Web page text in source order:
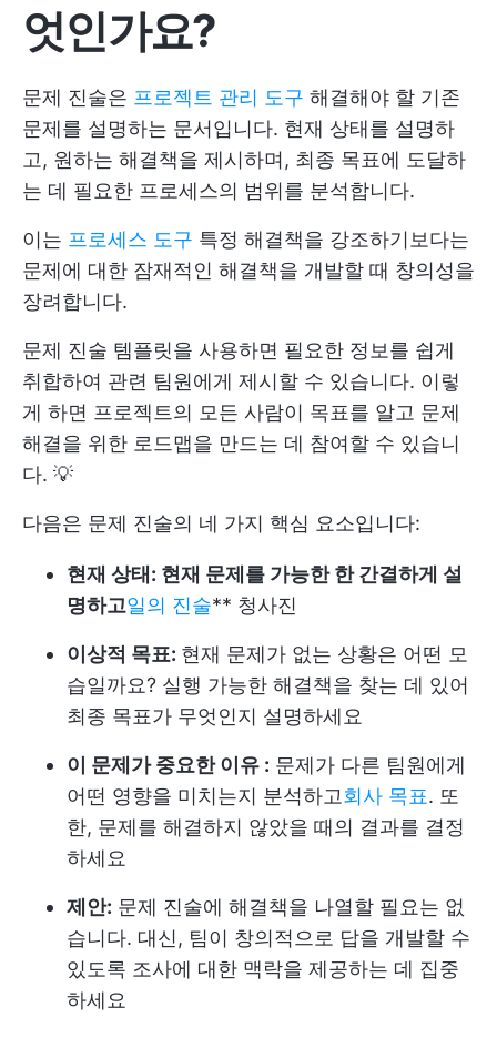
엇인가요?
문제 진술은 프로젝트 관리 도구 해결해야 할 기존
문제를 설명하는 문서입니다. 현재 상태를 설명하
고, 원하는 해결책을 제시하며, 최종 목표에 도달하
는 데 필요한 프로세스의 범위를 분석합니다.
이는 프로세스 도구 특정 해결책을 강조하기보다는
문제에 대한 잠재적인 해결책을 개발할 때 창의성을
장려합니다.
문제 진술 템플릿을 사용하면 필요한 정보를 쉽게
취합하여 관련 팀원에게 제시할 수 있습니다. 이렇
게 하면 프로젝트의 모든 사람이 목표를 알고 문제
해결을 위한 로드맵을 만드는 데 참여할 수 있습니
다. 💡
다음은 문제 진술의 네 가지 핵심 요소입니다:
현재 상태: 현재 문제를 가능한 한 간결하게 설
명하고일의 진술** 청사진
이상적 목표: 현재 문제가 없는 상황은 어떤 모
습일까요? 실행 가능한 해결책을 찾는 데 있어
최종 목표가 무엇인지 설명하세요
이 문제가 중요한 이유 : 문제가 다른 팀원에게
어떤 영향을 미치는지 분석하고회사 목표. 또
한, 문제를 해결하지 않았을 때의 결과를 결정
하세요
제안: 문제 진술에 해결책을 나열할 필요는 없
습니다. 대신, 팀이 창의적으로 답을 개발할 수
있도록 조사에 대한 맥락을 제공하는 데 집중
하세요